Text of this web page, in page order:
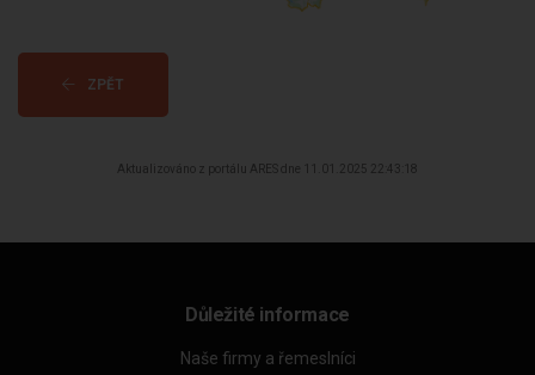
ZPĚT
Aktualizováno z portálu ARES dne 11.01.2025 22:43:18
Důležité informace
Naše firmy a řemeslníci